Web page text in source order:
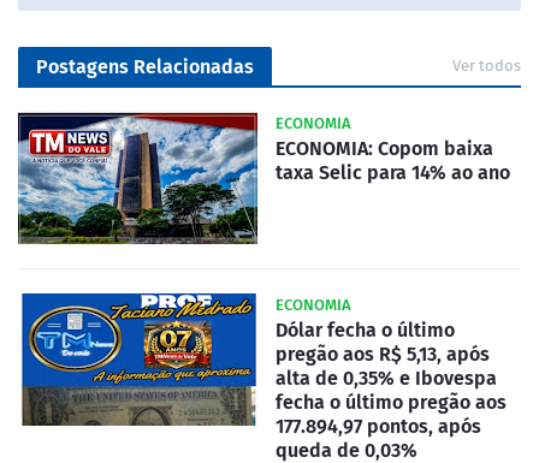
Postagens Relacionadas Ver todos
ECONOMIA
ECONOMIA: Copom baixa
taxa Selic para 14% ao ano
ECONOMIA
Dólar fecha o último
pregão aos R$ 5,13, após
alta de 0,35% e Ibovespa
fecha o último pregão aos
177.894,97 pontos, após
queda de 0,03%